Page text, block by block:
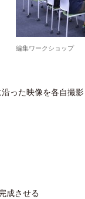
編集ワークショップ
った映像を各自撮影
成させる